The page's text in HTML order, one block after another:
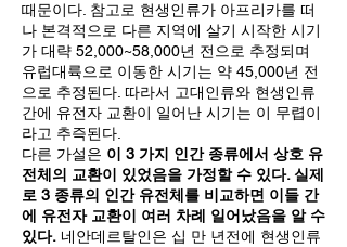
때문이다. 참고로 현생인류가 아프리카를 떠
나 본격적으로 다른 지역에 살기 시작한 시기
가 대략 52,000~58,000년 전으로 추정되며
유럽대륙으로 이동한 시기는 약 45,000년 전
으로 추정된다. 따라서 고대인류와 현생인류
간에 유전자 교환이 일어난 시기는 이 무렵이
라고 추즉된다.
다른 가설은 이 3 가지 인간 종류에서 상호 유
전체의 교환이 있었음을 가정할 수 있다. 실제
로 3 종류의 인간 유전체를 비교하면 이들 간
에 유전자 교환이 여러 차례 일어났음을 알 수
있다. 네안데르탈인은 십 만 년전에 현생인류